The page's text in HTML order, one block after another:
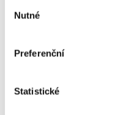
souhlasu
Nutné
Preferenční
Statistické